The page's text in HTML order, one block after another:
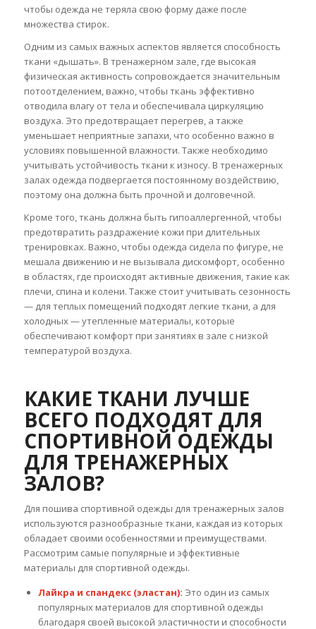
чтобы одежда не теряла свою форму даже после
множества стирок.
Одним из самых важных аспектов является способность
ткани «дышать». В тренажерном зале, где высокая
физическая активность сопровождается значительным
потоотделением, важно, чтобы ткань эффективно
отводила влагу от тела и обеспечивала циркуляцию
воздуха. Это предотвращает перегрев, а также
уменьшает неприятные запахи, что особенно важно в
условиях повышенной влажности. Также необходимо
учитывать устойчивость ткани к износу. В тренажерных
залах одежда подвергается постоянному воздействию,
поэтому она должна быть прочной и долговечной.
Кроме того, ткань должна быть гипоаллергенной, чтобы
предотвратить раздражение кожи при длительных
тренировках. Важно, чтобы одежда сидела по фигуре, не
мешала движению и не вызывала дискомфорт, особенно
в областях, где происходят активные движения, такие как
плечи, спина и колени. Также стоит учитывать сезонность
— для теплых помещений подходят легкие ткани, а для
холодных — утепленные материалы, которые
обеспечивают комфорт при занятиях в зале с низкой
температурой воздуха.
КАКИЕ ТКАНИ ЛУЧШЕ
ВСЕГО ПОДХОДЯТ ДЛЯ
СПОРТИВНОЙ ОДЕЖДЫ
ДЛЯ ТРЕНАЖЕРНЫХ
ЗАЛОВ?
Для пошива спортивной одежды для тренажерных залов
используются разнообразные ткани, каждая из которых
обладает своими особенностями и преимуществами.
Рассмотрим самые популярные и эффективные
материалы для спортивной одежды.
Лайкра и спандекс (эластан): Это один из самых
популярных материалов для спортивной одежды
благодаря своей высокой эластичности и способности